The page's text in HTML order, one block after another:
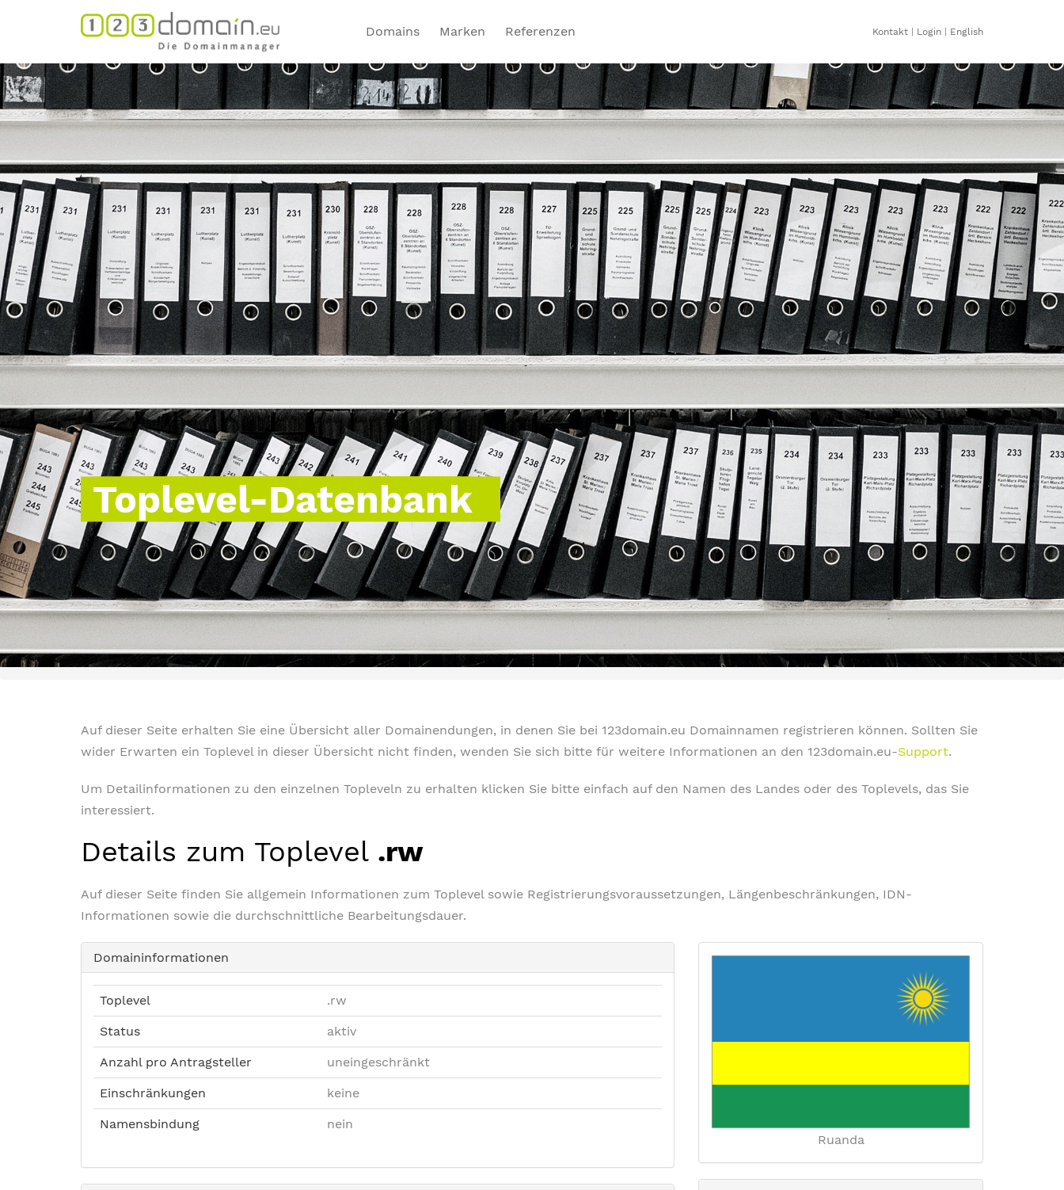
Domains Marken Referenzen Kontakt Login English
Toplevel-Datenbank
Auf dieser Seite erhalten Sie eine Übersicht aller Domainendungen, in denen Sie bei 123domain.eu Domainnamen registrieren können. Sollten Sie
wider Erwarten ein Toplevel in dieser Übersicht nicht finden, wenden Sie sich bitte für weitere Informationen an den 123domain.eu-Support.
Um Detailinformationen zu den einzelnen Topleveln zu erhalten klicken Sie bitte einfach auf den Namen des Landes oder des Toplevels, das Sie
interessiert.
Details zum Toplevel .rw
Auf dieser Seite finden Sie allgemein Informationen zum Toplevel sowie Registrierungsvoraussetzungen, Längenbeschränkungen, IDN-
Informationen sowie die durchschnittliche Bearbeitungsdauer.
Domaininformationen
Toplevel .rw
Status aktiv
Anzahl pro Antragsteller uneingeschränkt
Einschränkungen keine
Namensbindung nein
Ruanda